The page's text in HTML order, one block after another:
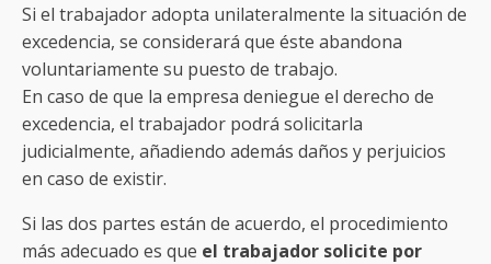
Si el trabajador adopta unilateralmente la situación de
excedencia, se considerará que éste abandona
voluntariamente su puesto de trabajo.
En caso de que la empresa deniegue el derecho de
excedencia, el trabajador podrá solicitarla
judicialmente, añadiendo además daños y perjuicios
en caso de existir.
Si las dos partes están de acuerdo, el procedimiento
más adecuado es que el trabajador solicite por